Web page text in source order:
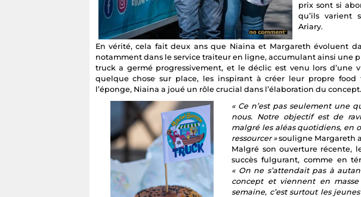
prix sont si
qu’ils varient
Ariary.
En vérité, cela fait deux ans que Niaina et Margareth évoluent
notamment dans le service traiteur en ligne, accumulant ainsi une
truck a germé progressivement, et le déclic est venu lors d’une
quelque chose sur place, les inspirant à créer leur propre
l’éponge, Niaina a joué un rôle crucial dans l’élaboration du concept.
« Ce n’est pas seulement une
nous. Notre objectif est de
malgré les aléas quotidiens, en
ressourcer »souligne Margareth
Malgré son ouverture récente,
succès fulgurant, comme en
« On ne s’attendait pas à
concept et viennent en
semaine, c’est surtout les